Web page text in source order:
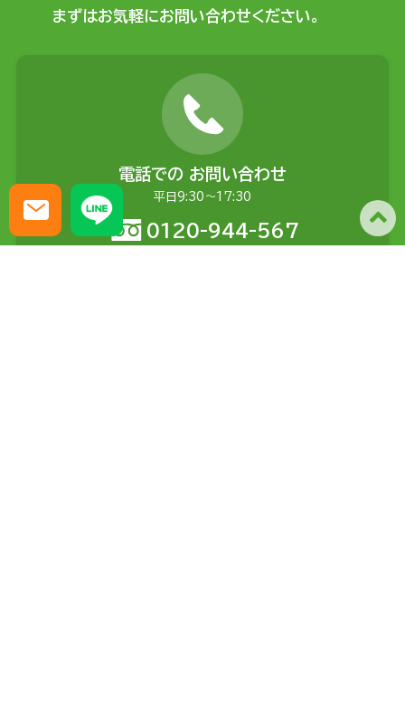
まずはお気軽にお問い合わせください。
電話での お問い合わせ
平日9:30〜17:30
0120-944-567